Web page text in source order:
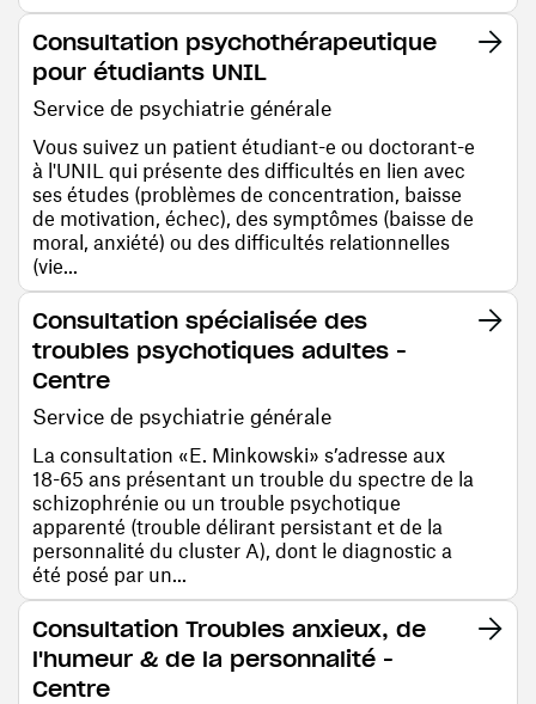
Consultation psychothérapeutique
pour étudiants UNIL
Service de psychiatrie générale
Vous suivez un patient étudiant-e ou doctorant-e
à l'UNIL qui présente des difficultés en lien avec
ses études (problèmes de concentration, baisse
de motivation, échec), des symptômes (baisse de
moral, anxiété) ou des difficultés relationnelles
(vie...
Consultation spécialisée des
troubles psychotiques adultes -
Centre
Service de psychiatrie générale
La consultation «E. Minkowski» s’adresse aux
18-65 ans présentant un trouble du spectre de la
schizophrénie ou un trouble psychotique
apparenté (trouble délirant persistant et de la
personnalité du cluster A), dont le diagnostic a
été posé par un...
Consultation Troubles anxieux, de
l'humeur & de la personnalité -
Centre